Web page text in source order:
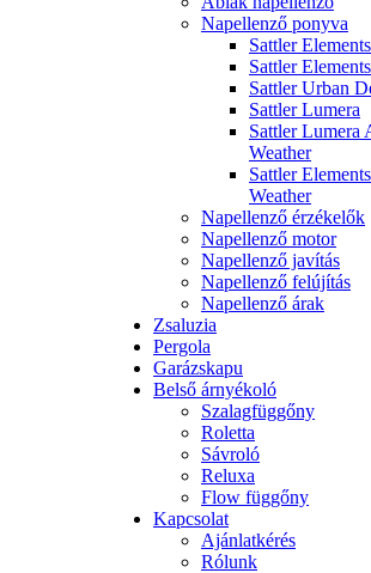
Napellenző ponyva
Sattler
Sattler
Sattler Urban
Sattler Lumera
Sattler Lumera
Weather
Sattler
Weather
Napellenző érzékelők
Napellenző motor
Napellenző javítás
Napellenző felújítás
Napellenző árak
Zsaluzia
Pergola
Garázskapu
Belső árnyékoló
Szalagfüggőny
Roletta
Sávroló
Reluxa
Flow függőny
Kapcsolat
Ajánlatkérés
Rólunk